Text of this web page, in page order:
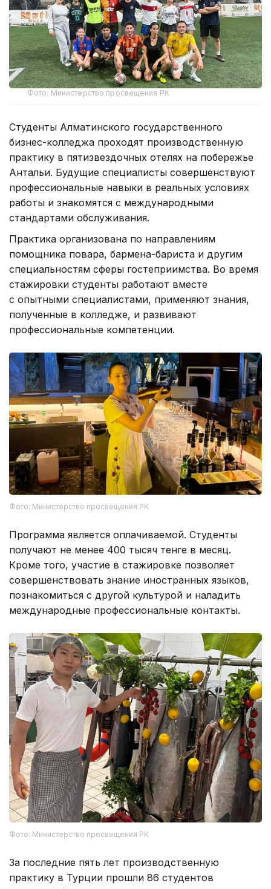
Фото: Министерство просвещения РК
Студенты Алматинского государственного
бизнес-колледжа проходят производственную
практику в пятизвездочных отелях на побережье
Антальи. Будущие специалисты совершенствуют
профессиональные навыки в реальных условиях
работы и знакомятся с международными
стандартами обслуживания.
Практика организована по направлениям
помощника повара, бармена-бариста и другим
специальностям сферы гостеприимства. Во время
стажировки студенты работают вместе
с опытными специалистами, применяют знания,
полученные в колледже, и развивают
профессиональные компетенции.
Фото: Министерство просвещения РК
Программа является оплачиваемой. Студенты
получают не менее 400 тысяч тенге в месяц.
Кроме того, участие в стажировке позволяет
совершенствовать знание иностранных языков,
познакомиться с другой культурой и наладить
международные профессиональные контакты.
Фото: Министерство просвещения РК
За последние пять лет производственную
практику в Турции прошли 86 студентов